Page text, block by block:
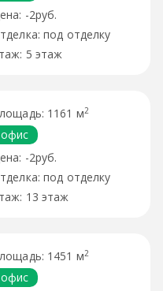
-2руб.
под отделку
5 этаж
1161 м2
офис
-2руб.
под отделку
13 этаж
1451 м2
офис